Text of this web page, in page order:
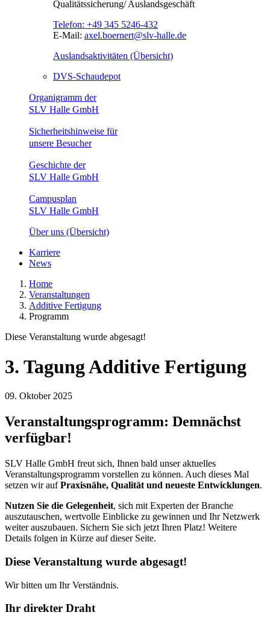
Qualitätssicherung/ Auslandsgeschäft
Telefon: +49 345 5246-432
E-Mail: axel.boernert@slv-halle.de
Auslandsaktivitäten (Übersicht)
DVS-Schaudepot
Organigramm der
SLV Halle GmbH
Sicherheitshinweise für
unsere Besucher
Geschichte der
SLV Halle GmbH
Campusplan
SLV Halle GmbH
Über uns (Übersicht)
Karriere
News
Home
Veranstaltungen
Additive Fertigung
Programm
Diese Veranstaltung wurde abgesagt!
3. Tagung Additive Fertigung
09. Oktober 2025
Veranstaltungsprogramm: Demnächst
verfügbar!
SLV Halle GmbH freut sich, Ihnen bald unser aktuelles
Veranstaltungsprogramm vorstellen zu können. Auch dieses Mal
setzen wir aufPraxisnähe, Qualität und neueste Entwicklungen.
Nutzen Sie die Gelegenheit, sich mit Experten der Branche
auszutauschen, wertvolle Einblicke zu gewinnen und Ihr Netzwerk
weiter auszubauen. Sichern Sie sich jetzt Ihren Platz! Weitere
Details folgen in Kürze auf dieser Seite.
Diese Veranstaltung wurde abgesagt!
Wir bitten um Ihr Verständnis.
Ihr direkter Draht